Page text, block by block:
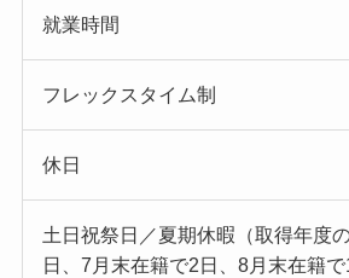
就業時間
フレックスタイム制
休日
土日祝祭日／夏期休暇（取得年度
日、7月末在籍で2日、8月末在籍